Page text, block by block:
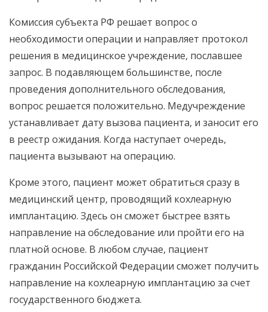
Комиссия субъекта РФ решает вопрос о
необходимости операции и направляет протокол
решения в медицинское учреждение, пославшее
запрос. В подавляющем большинстве, после
проведения дополнительного обследования,
вопрос решается положительно. Медучреждение
устанавливает дату вызова пациента, и заносит его
в реестр ожидания. Когда наступает очередь,
пациента вызывают на операцию.
Кроме этого, пациент может обратиться сразу в
медицинский центр, проводящий кохлеарную
имплантацию. Здесь он сможет быстрее взять
направление на обследование или пройти его на
платной основе. В любом случае, пациент
гражданин Российской Федерации сможет получить
направление на кохлеарную имплантацию за счет
государственного бюджета.